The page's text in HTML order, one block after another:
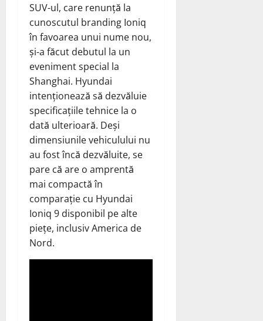
SUV-ul, care renunță la
cunoscutul branding Ioniq
în favoarea unui nume nou,
și-a făcut debutul la un
eveniment special la
Shanghai. Hyundai
intenționează să dezvăluie
specificațiile tehnice la o
dată ulterioară. Deși
dimensiunile vehiculului nu
au fost încă dezvăluite, se
pare că are o amprentă
mai compactă în
comparație cu Hyundai
Ioniq 9 disponibil pe alte
piețe, inclusiv America de
Nord.